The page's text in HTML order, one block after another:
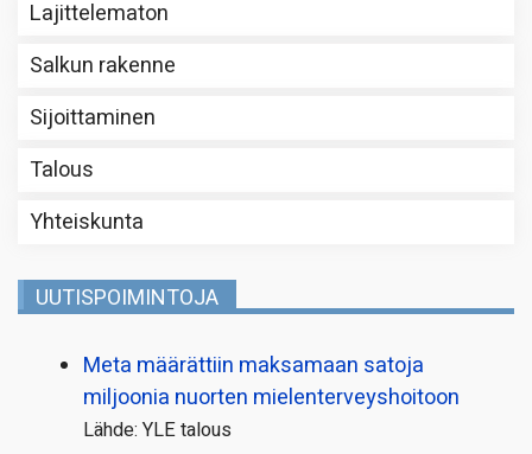
Lajittelematon
Salkun rakenne
Sijoittaminen
Talous
Yhteiskunta
UUTISPOIMINTOJA
Meta määrättiin maksamaan satoja
miljoonia nuorten mielenterveyshoitoon
Lähde: YLE talous